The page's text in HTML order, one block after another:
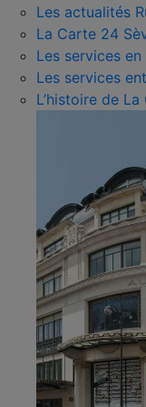
Les actualités
La Carte 24
Les services en
Les services
L’histoire de